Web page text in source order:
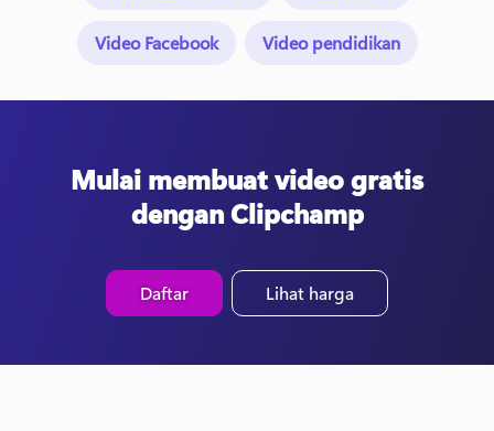
Video Facebook Video pendidikan
Mulai membuat video gratis
dengan Clipchamp
Daftar Lihat harga